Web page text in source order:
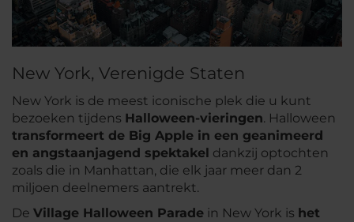
New York, Verenigde Staten
New York is de meest iconische plek die u kunt
bezoeken tijdens Halloween-vieringen. Halloween
transformeert de Big Apple in een geanimeerd
en angstaanjagend spektakel dankzij optochten
zoals die in Manhattan, die elk jaar meer dan 2
miljoen deelnemers aantrekt.
De Village Halloween Parade in New York is het